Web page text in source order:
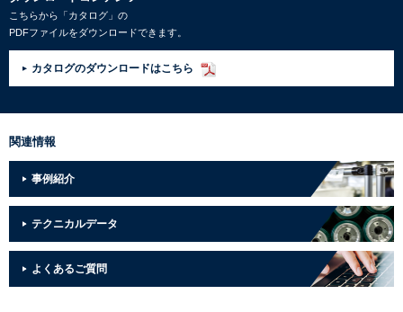
こちらから「カタログ」の
PDFファイルをダウンロードできます。
カタログのダウンロードはこちら
関連情報
事例紹介
テクニカルデータ
よくあるご質問